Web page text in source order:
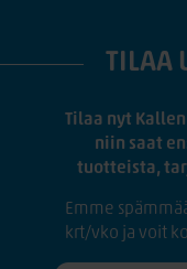
TILAA
Tilaa nyt
niin saat
tuotteista,
Emme
krt/vko ja voit